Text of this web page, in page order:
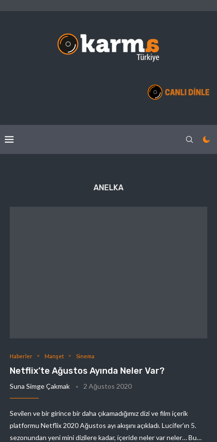
ANELKA
Haberler Manşet Sinema
Netflix’te Ağustos Ayında Neler Var?
Suna Simge Çakmak 2 Ağustos 2020
Sevilen ve bir girince bir daha çıkamadığımız dizi ve film içerik
platformu Netflix 2020 Ağustos ayı akışını açıkladı. Lucifer’ın 5.
sezonundan yeni mini dizilere kadar, içeride neler var neler… Bu…